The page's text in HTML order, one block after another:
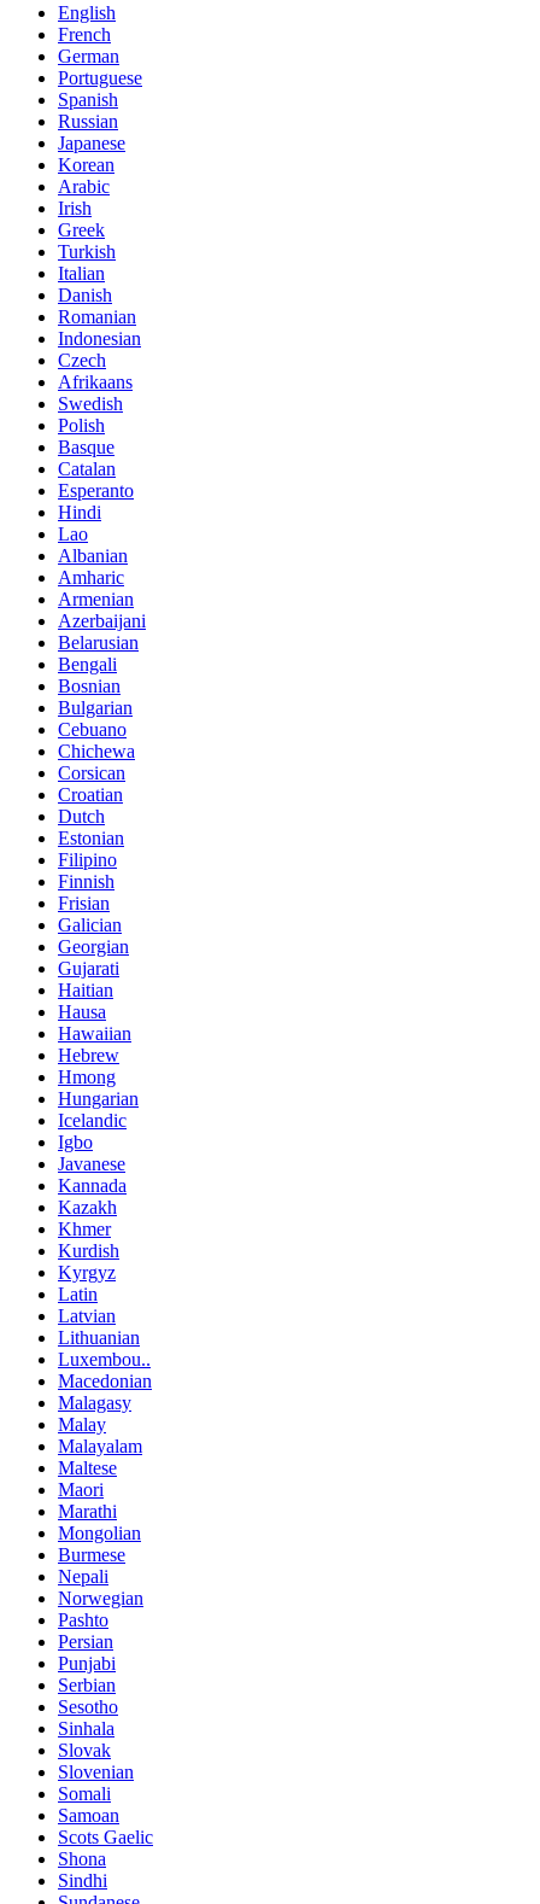
English
French
German
Portuguese
Spanish
Russian
Japanese
Korean
Arabic
Irish
Greek
Turkish
Italian
Danish
Romanian
Indonesian
Czech
Afrikaans
Swedish
Polish
Basque
Catalan
Esperanto
Hindi
Lao
Albanian
Amharic
Armenian
Azerbaijani
Belarusian
Bengali
Bosnian
Bulgarian
Cebuano
Chichewa
Corsican
Croatian
Dutch
Estonian
Filipino
Finnish
Frisian
Galician
Georgian
Gujarati
Haitian
Hausa
Hawaiian
Hebrew
Hmong
Hungarian
Icelandic
Igbo
Javanese
Kannada
Kazakh
Khmer
Kurdish
Kyrgyz
Latin
Latvian
Lithuanian
Luxembou..
Macedonian
Malagasy
Malay
Malayalam
Maltese
Maori
Marathi
Mongolian
Burmese
Nepali
Norwegian
Pashto
Persian
Punjabi
Serbian
Sesotho
Sinhala
Slovak
Slovenian
Somali
Samoan
Scots Gaelic
Shona
Sindhi